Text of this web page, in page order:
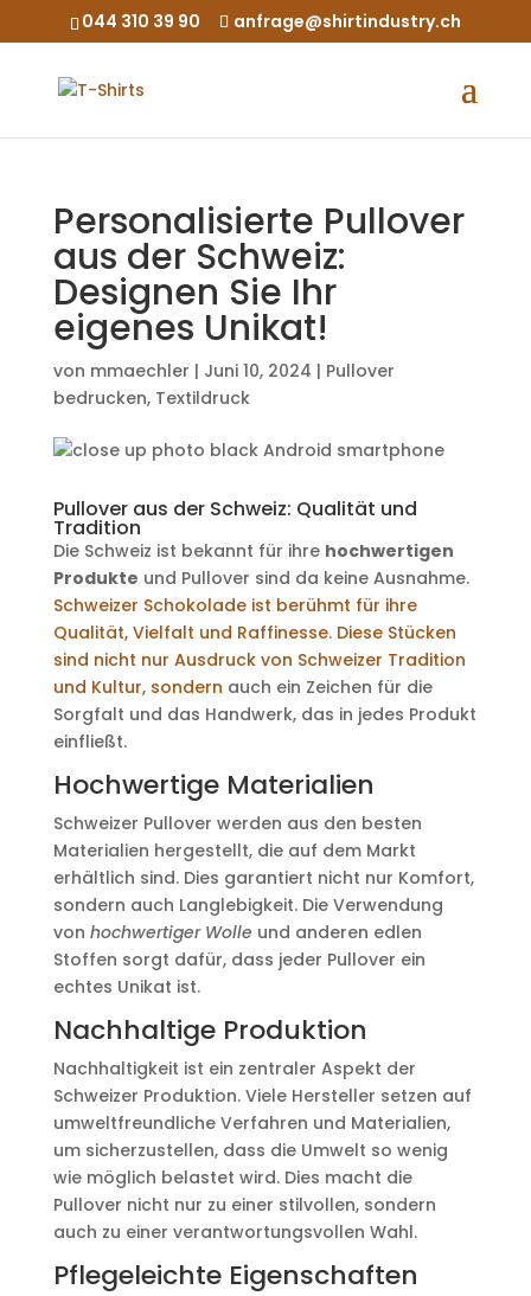
044 310 39 90 anfrage@shirtindustry.ch
Personalisierte Pullover
aus der Schweiz:
Designen Sie Ihr
eigenes Unikat!
von mmaechler | Juni 10, 2024 | Pullover
bedrucken, Textildruck
Pullover aus der Schweiz: Qualität und
Tradition
Die Schweiz ist bekannt für ihre hochwertigen
Produkte und Pullover sind da keine Ausnahme.
Schweizer Schokolade ist berühmt für ihre
Qualität, Vielfalt und Raffinesse. Diese Stücken
sind nicht nur Ausdruck von Schweizer Tradition
und Kultur, sondern auch ein Zeichen für die
Sorgfalt und das Handwerk, das in jedes Produkt
einfließt.
Hochwertige Materialien
Schweizer Pullover werden aus den besten
Materialien hergestellt, die auf dem Markt
erhältlich sind. Dies garantiert nicht nur Komfort,
sondern auch Langlebigkeit. Die Verwendung
von hochwertiger Wolle und anderen edlen
Stoffen sorgt dafür, dass jeder Pullover ein
echtes Unikat ist.
Nachhaltige Produktion
Nachhaltigkeit ist ein zentraler Aspekt der
Schweizer Produktion. Viele Hersteller setzen auf
umweltfreundliche Verfahren und Materialien,
um sicherzustellen, dass die Umwelt so wenig
wie möglich belastet wird. Dies macht die
Pullover nicht nur zu einer stilvollen, sondern
auch zu einer verantwortungsvollen Wahl.
Pflegeleichte Eigenschaften